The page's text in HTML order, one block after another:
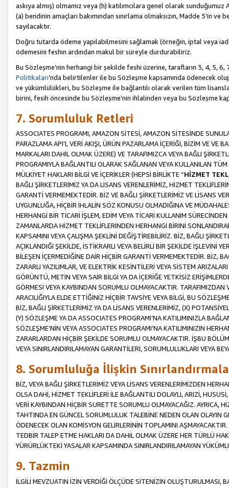
askıya almış) olmamız veya (h) katılımcılara genel olarak
(a) bendinin amaçları bakımından sınırlama olmaksızın, Madde 5’in
sayılacaktır.
Doğru tutarda ödeme yapılabilmesini sağlamak (örneğin, iptal veya
ödemesini feshin ardından makul bir süreyle durdurabiliriz.
Bu Sözleşme’nin herhangi bir şekilde feshi üzerine, tarafların 3, 4, 5,
Politikaları’nda belirtilenler ile bu Sözleşme kapsamında ödenecek
ve yükümlülükleri, bu Sözleşme ile bağlantılı olarak verilen tüm
birini, fesih öncesinde bu Sözleşme’nin ihlalinden veya bu Sözleşme
7. Sorumluluk Retleri
ASSOCIATES PROGRAMI, AMAZON SİTESİ, AMAZON SİTESİNDE
PARAZLAMA API’I, VERİ AKIŞI, ÜRÜN PAZARLAMA İÇERİĞİ, BİZİM VE VE
MARKALARI DAHİL OLMAK ÜZERE) VE TARAFIMIZCA VEYA BAĞLI
PROGRAMIYLA BAĞLANTILI OLARAK SAĞLANAN VEYA KULLANILAN
MÜLKİYET HAKLARI BİLGİ VE İÇERİKLER (HEPSİ BİRLİKTE “HİZMET
BAĞLI ŞİRKETLERİMİZ YA DA LİSANS VERENLERİMİZ, HİZMET
GARANTİ VERMEMEKTEDİR. BİZ VE BAĞLI ŞİRKETLERİMİZ VE LİSANS
UYGUNLUĞA, HİÇBİR İHLALİN SÖZ KONUSU OLMADIĞINA VE
HERHANGİ BİR TİCARİ İŞLEM, EDİM VEYA TİCARİ KULLANIM
ZAMANLARDA HİZMET TEKLİFLERİNDEN HERHANGİ BİRİNİ
KAPSAMINI VEYA ÇALIŞMA ŞEKLİNİ DEĞİŞTİREBİLİRİZ. BİZ, BAĞLI
AÇIKLANDIĞI ŞEKİLDE, İSTİKRARLI VEYA BELİRLİ BİR ŞEKİLDE İŞLEVİNİ
BİLEŞEN İÇERMEDİĞİNE DAİR HİÇBİR GARANTİ VERMEMEKTEDİR. BİZ,
ZARARLI YAZILIMLAR, VE ELEKTRİK KESİNTİLERİ VEYA SİSTEM
GÖRÜNTÜ, METİN VEYA SAİR BİLGİ YA DA İÇERİĞE YETKİSİZ
GÖRMESİ VEYA KAYBINDAN SORUMLU OLMAYACAKTIR.
ARACILIĞIYLA ELDE ETTİĞİNİZ HİÇBİR TAVSİYE VEYA BİLGİ, BU
BİZ, BAĞLI ŞİRKETLERİMİZ YA DA LİSANS VERENLERİMİZ, (X)
(Y) SÖZLEŞME YA DA ASSOCIATES PROGRAMI’NA KATILIMINIZLA
SÖZLEŞME’NİN VEYA ASSOCIATES PROGRAMI’NA KATILIMINIZIN
ZARARLARDAN HİÇBİR ŞEKİLDE SORUMLU OLMAYACAKTIR. İŞBU
VEYA SINIRLANDIRILAMAYAN GARANTİLERİ, SORUMLULUKLARI VEYA
8. Sorumluluğa İlişkin
BİZ, VEYA BAĞLI ŞİRKETLERİMİZ VEYA LİSANS VERENLERİMİZDEN
OLSA DAHİ, HİZMET TEKLİFLERİ İLE BAĞLANTILI DOLAYLI, ARIZİ,
VERİ KAYBINDAN HİÇBİR SURETTE SORUMLU OLMAYACAĞIZ. AYRICA,
TAHTINDA EN GÜNCEL SORUMLULUK TALEBİNE NEDEN OLAN OLAYIN
ÖDENECEK OLAN KOMİSYON GELİRLERİNİN TOPLAMINI
TEDBİR TALEP ETME HAKLARI DA DAHİL OLMAK ÜZERE HER TÜRLÜ
YÜRÜRLÜKTEKİ YASALAR KAPSAMINDA SINIRLANDIRILAMAYAN
9. Tazmin
İLGİLİ MEVZUATIN İZİN VERDİĞİ ÖLÇÜDE SİTENİZİN OLUŞTURULMASI,